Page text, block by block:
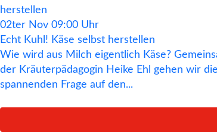
02ter Nov 09:00 Uhr
Echt Kuhl! Käse selbst herstellen
Wie wird aus Milch eigentlich Käse?
der Kräuterpädagogin Heike Ehl gehen wir
spannenden Frage auf den...